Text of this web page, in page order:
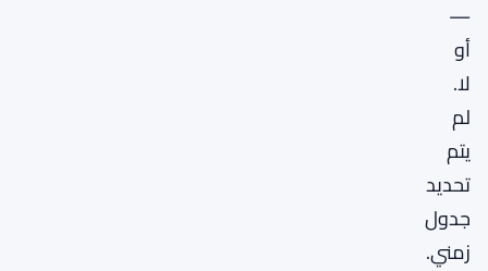
—
أو
لا.
لم
يتم
تحديد
جدول
زمني.